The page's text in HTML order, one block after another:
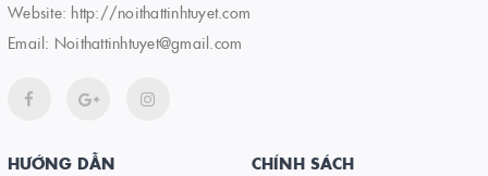
Website: http://noithattinhtuyet.com
Email: Noithattinhtuyet@gmail.com
HƯỚNG DẪN CHÍNH SÁCH